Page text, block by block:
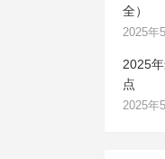
全）
2025年
2025
点
2025年